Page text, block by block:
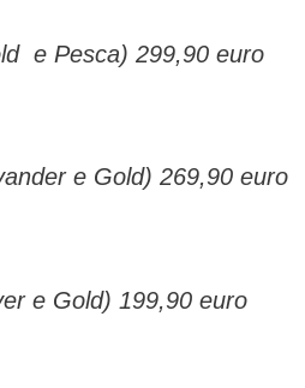
e Pesca) 299,90 euro
e Gold) 269,90 euro
e Gold) 199,90 euro